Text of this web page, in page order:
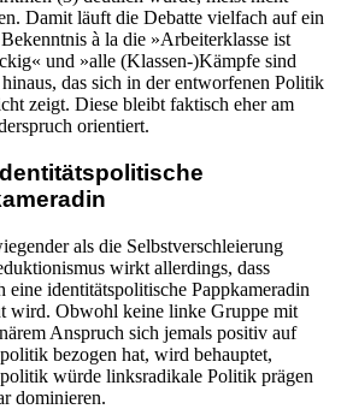
Damit läuft die Debatte vielfach auf ein
à la die »Arbeiterklasse ist
und »alle (Klassen-)Kämpfe sind
das sich in der entworfenen Politik
zeigt. Diese bleibt faktisch eher am
orientiert.
als die Selbstverschleierung
wirkt allerdings, dass
eine identitätspolitische Pappkameradin
wird. Obwohl keine linke Gruppe mit
Anspruch sich jemals positiv auf
bezogen hat, wird behauptet,
würde linksradikale Politik prägen
dominieren.